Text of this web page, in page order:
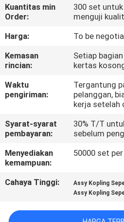
KONTROL
KUALITAS
BERITA
MINTA
KUTIPAN
PETA
SITUS
KEBIJAKAN
PRIBADI
Kuantitas min
Order:
300 set
menguji
Harga:
To be
Kemasan
rincian:
Setiap
kertas
Waktu
pengiriman:
Tergantung
pelanggan,
kerja setelah
Syarat-syarat
pembayaran:
30% T/T
sebelum
Menyediakan
kemampuan:
50000 set
Cahaya Tinggi: Assy Kopling
Assy Kopling